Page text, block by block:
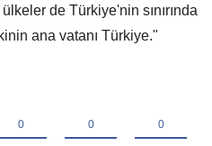
de Türkiye'nin sınırında
ana vatanı Türkiye."